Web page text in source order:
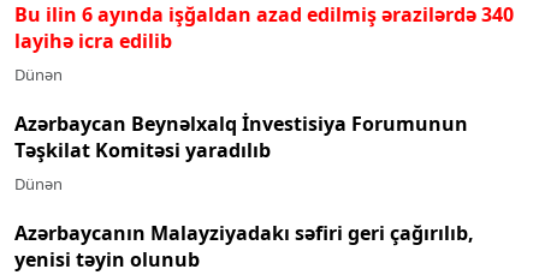
Bu ilin 6 ayında işğaldan azad edilmiş ərazilərdə 340
layihə icra edilib
Dünən
Azərbaycan Beynəlxalq İnvestisiya Forumunun
Təşkilat Komitəsi yaradılıb
Dünən
Azərbaycanın Malayziyadakı səfiri geri çağırılıb,
yenisi təyin olunub